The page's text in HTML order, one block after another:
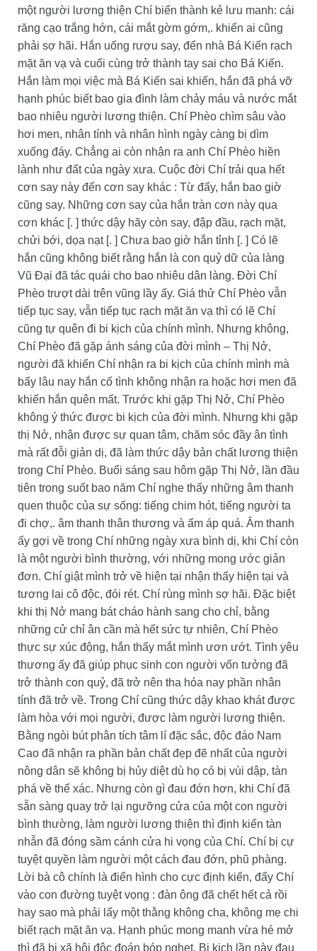
một người lương thiện Chí biến thành kẻ lưu manh: cái
răng cạo trắng hớn, cái mắt gờm gớm,. khiến ai cũng
phải sợ hãi. Hắn uống rượu say, đến nhà Bá Kiến rạch
mặt ăn vạ và cuối cùng trở thành tay sai cho Bá Kiến.
Hắn làm mọi việc mà Bá Kiến sai khiến, hắn đã phá vỡ
hạnh phúc biết bao gia đình làm chảy máu và nước mắt
bao nhiêu người lương thiện. Chí Phèo chìm sâu vào
hơi men, nhân tính và nhân hình ngày càng bị dìm
xuống đáy. Chẳng ai còn nhận ra anh Chí Phèo hiền
lành như đất của ngày xưa. Cuộc đời Chí trải qua hết
cơn say này đến cơn say khác : Từ đấy, hắn bao giờ
cũng say. Những cơn say của hắn tràn cơn này qua
cơn khác [. ] thức dậy hãy còn say, đập đầu, rạch mặt,
chửi bới, dọa nạt [. ] Chưa bao giờ hắn tỉnh [. ] Có lẽ
hắn cũng không biết rằng hắn là con quỷ dữ của làng
Vũ Đại đã tác quái cho bao nhiêu dân làng. Đời Chí
Phèo trượt dài trên vũng lầy ấy. Giá thử Chí Phèo vẫn
tiếp tục say, vẫn tiếp tục rạch mặt ăn vạ thì có lẽ Chí
cũng tự quên đi bi kịch của chính mình. Nhưng không,
Chí Phèo đã gặp ánh sáng của đời mình – Thị Nở,
người đã khiến Chí nhận ra bi kịch của chính mình mà
bấy lâu nay hắn cố tình không nhận ra hoặc hơi men đã
khiến hắn quên mất. Trước khi gặp Thị Nở, Chí Phèo
không ý thức được bi kịch của đời mình. Nhưng khi gặp
thị Nở, nhận được sự quan tâm, chăm sóc đầy ân tình
mà rất đỗi giản dị, đã làm thức dậy bản chất lương thiện
trong Chí Phèo. Buổi sáng sau hôm gặp Thị Nở, lần đầu
tiên trong suốt bao năm Chí nghe thấy những âm thanh
quen thuộc của sự sống: tiếng chim hót, tiếng người ta
đi chợ,. âm thanh thân thương và ấm áp quá. Âm thanh
ấy gợi về trong Chí những ngày xưa bình dị, khi Chí còn
là một người bình thường, với những mong ước giản
đơn. Chí giật mình trở về hiện tại nhận thấy hiện tại và
tương lai cô độc, đói rét. Chí rùng mình sợ hãi. Đặc biệt
khi thị Nở mang bát cháo hành sang cho chỉ, bằng
những cử chỉ ân cần mà hết sức tự nhiên, Chí Phèo
thực sự xúc động, hắn thấy mắt mình ươn ướt. Tình yêu
thương ấy đã giúp phục sinh con người vốn tưởng đã
trở thành con quỷ, đã trở nên tha hóa nay phần nhân
tính đã trở về. Trong Chí cũng thức dậy khao khát được
làm hòa với mọi người, được làm người lương thiện.
Bằng ngòi bút phân tích tâm lí đặc sắc, độc đáo Nam
Cao đã nhận ra phần bản chất đẹp đẽ nhất của người
nông dân sẽ không bị hủy diệt dù họ có bị vùi dập, tàn
phá về thể xác. Nhưng còn gì đau đớn hơn, khi Chí đã
sẵn sàng quay trở lại ngưỡng cửa của một con người
bình thường, làm người lương thiện thì định kiến tàn
nhẫn đã đóng sầm cánh cửa hi vọng của Chí. Chí bị cự
tuyệt quyền làm người một cách đau đớn, phũ phàng.
Lời bà cô chính là điển hình cho cực định kiến, đẩy Chí
vào con đường tuyệt vọng : đàn ông đã chết hết cả rồi
hay sao mà phải lấy một thằng không cha, không mẹ chi
biết rạch mặt ăn vạ. Hạnh phúc mong manh vừa hé mở
thì đã bị xã hội độc đoán bóp nghẹt. Bi kịch lần này đau